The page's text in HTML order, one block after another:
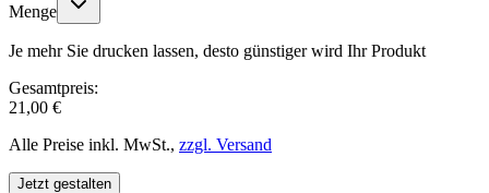
Menge
Je mehr Sie drucken lassen, desto günstiger wird Ihr Produkt
Gesamtpreis:
21,00 €
Alle Preise inkl. MwSt., zzgl. Versand
Jetzt gestalten